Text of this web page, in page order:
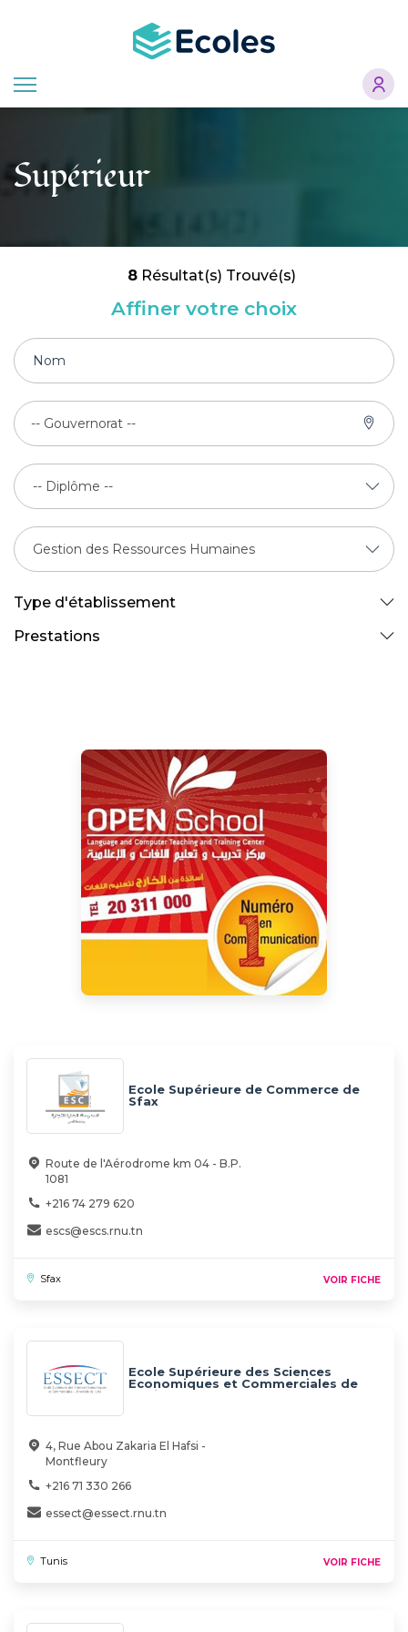
principal
Supérieur
8Résultat(s) Trouvé(s)
Affiner votre choix
-- Gouvernorat --
Type d'établissement
Prestations
Ecole Supérieure de Commerce de
Sfax
Route de l'Aérodrome km 04 - B.P.
1081
+216 74 279 620
escs@escs.rnu.tn
Sfax VOIR FICHE
Ecole Supérieure des Sciences
Economiques et Commerciales de
Tunis (ESSECT)
4, Rue Abou Zakaria El Hafsi -
Montfleury
+216 71 330 266
essect@essect.rnu.tn
Tunis VOIR FICHE